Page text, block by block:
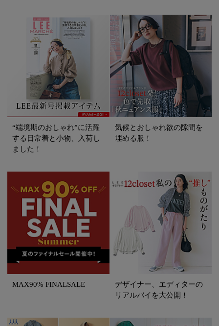
“端境期のおしゃれ”に活躍
する日常着と小物、入荷し
ました！
気候とおしゃれ欲の隙間を
埋める服！
MAX90% FINALSALE
デザイナー、エディターの
リアルバイを大公開！